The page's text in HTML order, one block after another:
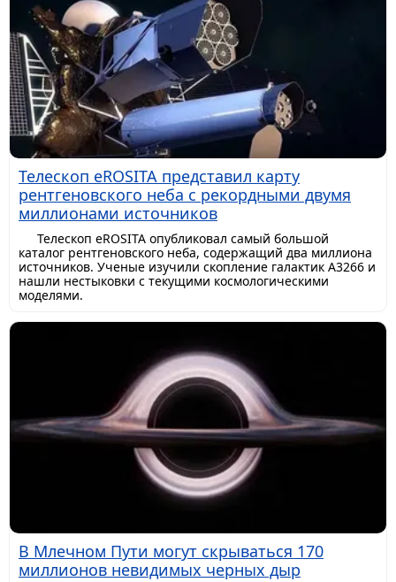
Телескоп eROSITA представил карту
рентгеновского неба с рекордными двумя
миллионами источников
Телескоп eROSITA опубликовал самый большой
каталог рентгеновского неба, содержащий два миллиона
источников. Ученые изучили скопление галактик A3266 и
нашли нестыковки с текущими космологическими
моделями.
В Млечном Пути могут скрываться 170
миллионов невидимых черных дыр